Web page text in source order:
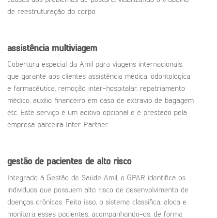
de reestruturação do corpo.
assistência multiviagem
Cobertura especial da Amil para viagens internacionais,
que garante aos clientes assistência médica, odontológica
e farmacêutica, remoção inter-hospitalar, repatriamento
médico, auxílio financeiro em caso de extravio de bagagem
etc. Este serviço é um aditivo opcional e é prestado pela
empresa parceira Inter Partner.
gestão de pacientes de alto risco
Integrado à Gestão de Saúde Amil, o GPAR identifica os
indivíduos que possuem alto risco de desenvolvimento de
doenças crônicas. Feito isso, o sistema classifica, aloca e
monitora esses pacientes, acompanhando-os, de forma